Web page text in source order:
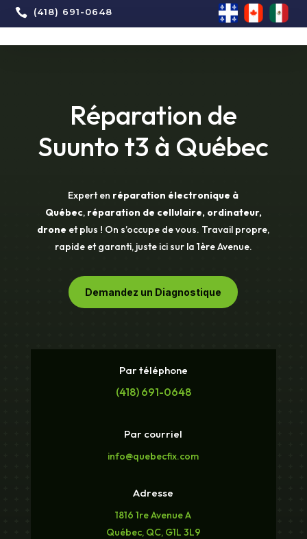
 (418) 691-0648
Réparation de
Suunto t3 à Québec
Expert en réparation électronique à
Québec, réparation de cellulaire, ordinateur,
drone et plus ! On s’occupe de vous. Travail propre,
rapide et garanti, juste ici sur la 1ère Avenue.
Demandez un Diagnostique
Par téléphone
(418) 691-0648
Par courriel
info@quebecfix.com
Adresse
1816 1re Avenue A
Québec, QC, G1L 3L9